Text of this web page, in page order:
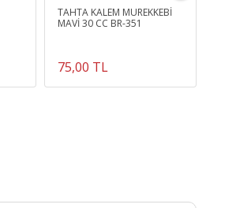
TAHTA KALEM MÜREKKEBİ
MAVİ 30 CC BR-351
75,00 TL